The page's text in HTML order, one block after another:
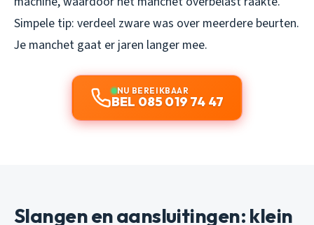
Simpele tip: verdeel zware was over meerdere beurten.
Je manchet gaat er jaren langer mee.
NU BEREIKBAAR
BEL 085 019 74 47
Slangen en aansluitingen: klein